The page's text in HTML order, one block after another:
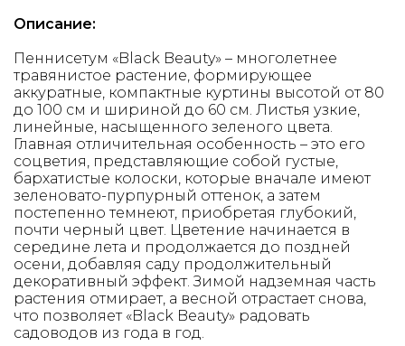
Описание:
Пеннисетум «Black Beauty» – многолетнее
травянистое растение, формирующее
аккуратные, компактные куртины высотой от 80
до 100 см и шириной до 60 см. Листья узкие,
линейные, насыщенного зеленого цвета.
Главная отличительная особенность – это его
соцветия, представляющие собой густые,
бархатистые колоски, которые вначале имеют
зеленовато-пурпурный оттенок, а затем
постепенно темнеют, приобретая глубокий,
почти черный цвет. Цветение начинается в
середине лета и продолжается до поздней
осени, добавляя саду продолжительный
декоративный эффект. Зимой надземная часть
растения отмирает, а весной отрастает снова,
что позволяет «Black Beauty» радовать
садоводов из года в год.